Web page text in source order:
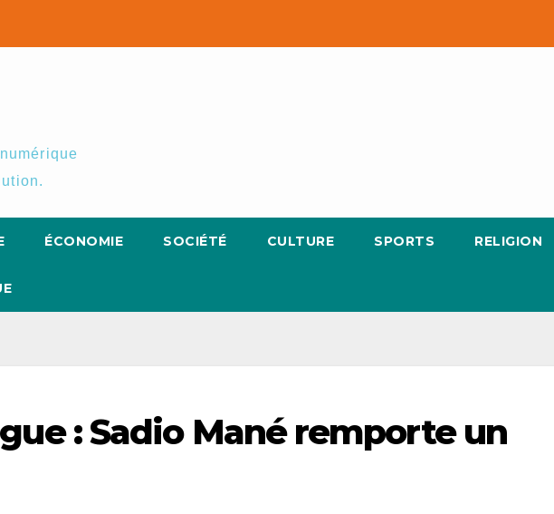
ÉCONOMIE SOCIÉTÉ CULTURE SPORTS RELIGION
: Sadio Mané remporte un